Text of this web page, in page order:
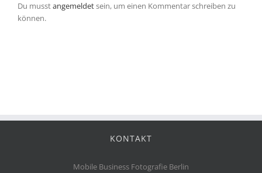
Du musstangemeldetsein, um einen Kommentar schreiben zu
können.
KONTAKT
Mobile Business Fotografie Berlin